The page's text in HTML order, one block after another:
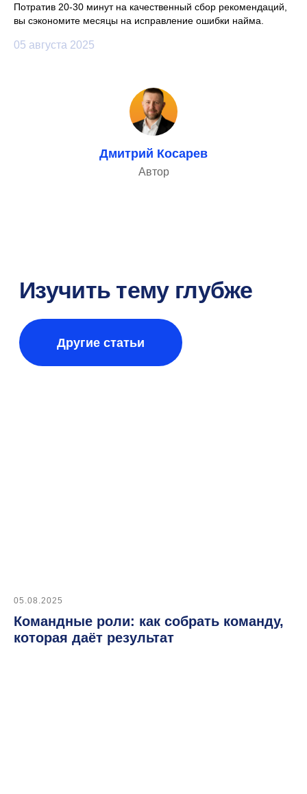
Потратив 20-30 минут на качественный сбор рекомендаций,
вы сэкономите месяцы на исправление ошибки найма.
05 августа 2025
Дмитрий Косарев
Автор
05.08.2025
Командные роли: как собрать команду,
которая даёт результат
результаты клиентов